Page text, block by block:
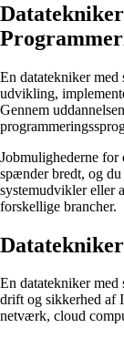
En datatekniker
udvikling,
Gennem
Jobmulighederne for
spænder bredt, og
systemudvikler eller
forskellige brancher.
En datatekniker
drift og sikkerhed af
netværk, cloud